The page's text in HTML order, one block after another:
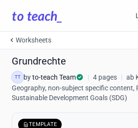
Worksheets
Grundrechte
TT byto-teach Team | 4 pages | ab
Geography, non-subject specific content,
Sustainable Development Goals (SDG)
TEMPLATE